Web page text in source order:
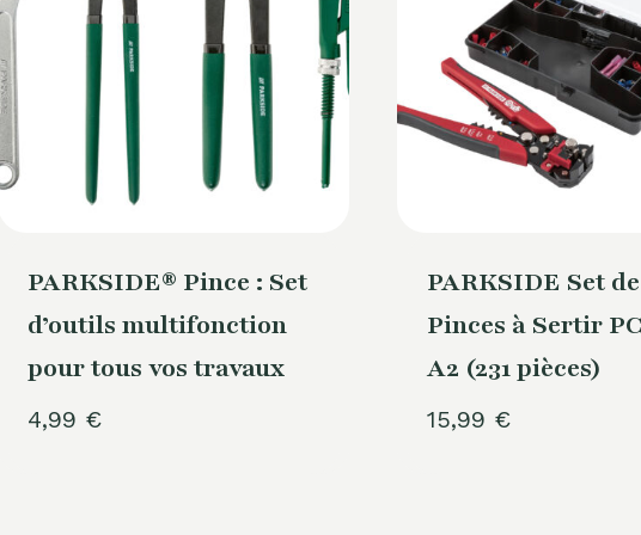
PARKSIDE® Pince : Set
d’outils multifonction
pour tous vos travaux
4,99 €
PARKSIDE Set de
Pinces à Sertir
A2 (231 pièces)
15,99 €